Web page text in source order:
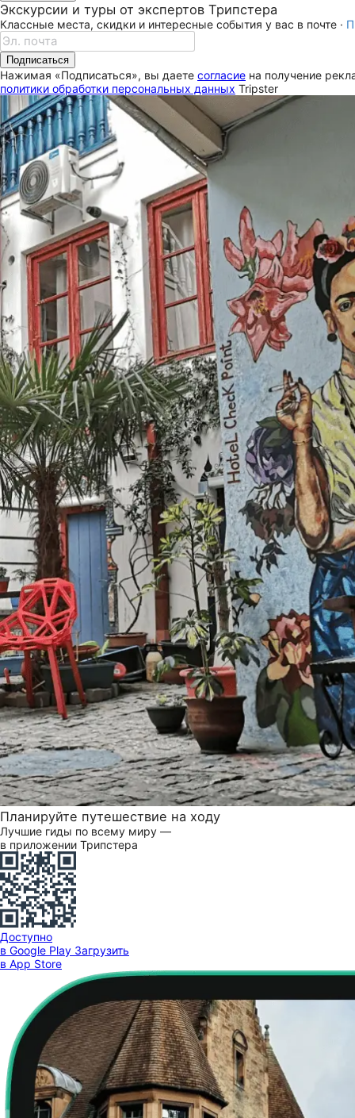
Экскурсии и туры от экспертов Трипстера
Классные места, скидки и интересные события у вас в почте ·
Подписаться
Нажимая «Подписаться», вы даете согласие на получение
политики обработки персональных данных Tripster
Планируйте путешествие на ходу
Лучшие гиды по всему миру —
в приложении Трипстера
Доступно
в Google Play Загрузить
в App Store